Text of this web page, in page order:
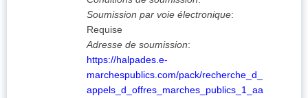
Soumission par voie électronique:
Requise
Adresse de soumission:
https://halpades.e-
marchespublics.com/pack/recherche_d_
appels_d_offres_marches_publics_1_aa